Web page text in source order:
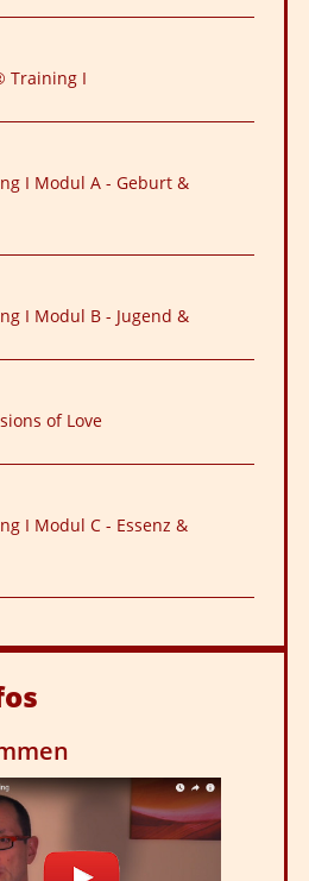
Training I
I Modul A - Geburt &
I Modul B - Jugend &
of Love
I Modul C - Essenz &